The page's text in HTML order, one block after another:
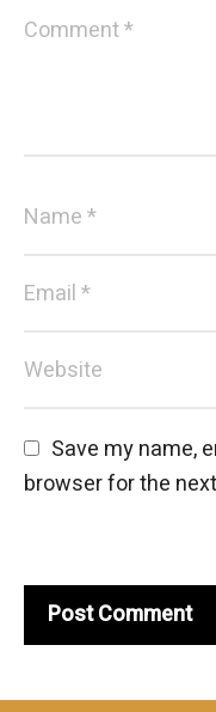
Save my name,
browser for the